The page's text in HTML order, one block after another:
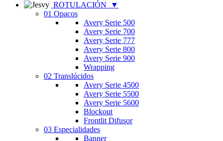
ROTULACIÓN
▼
01 Opacos
Avery Serie 500
Avery Serie 700
Avery Serie 777
Avery Serie 800
Avery Serie 900
Wrapping
02 Translúcidos
Avery Serie 4500
Avery Serie 5500
Avery Serie 5600
Blockout
Frontlit Difusor
03 Especialidades
Banner